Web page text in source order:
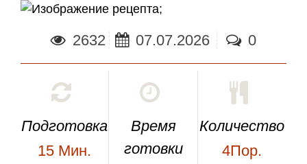
;
2632 07.07.2026 0
Подготовка
15 Мин.
Время
готовки
Количество
4Пор.